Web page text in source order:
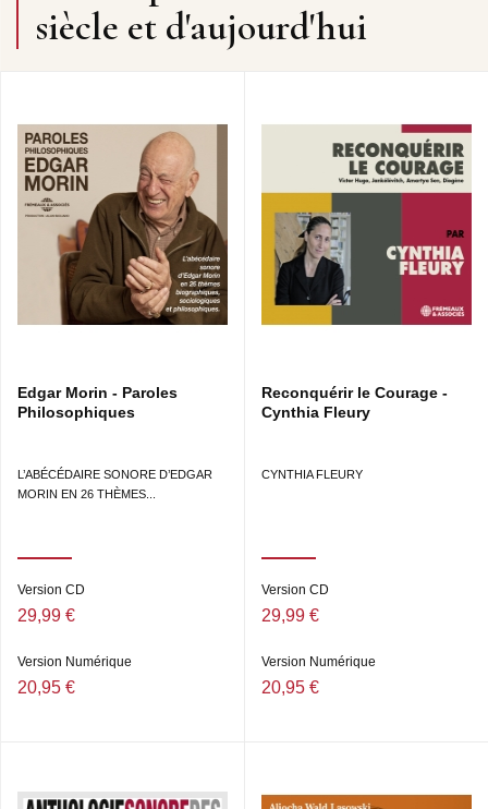
siècle et d'aujourd'hui
Edgar Morin - Paroles
Philosophiques
L’ABÉCÉDAIRE SONORE D’EDGAR
MORIN EN 26 THÈMES...
Version CD
29,99 €
Version Numérique
20,95 €
Reconquérir le Courage -
Cynthia Fleury
CYNTHIA FLEURY
Version CD
29,99 €
Version Numérique
20,95 €